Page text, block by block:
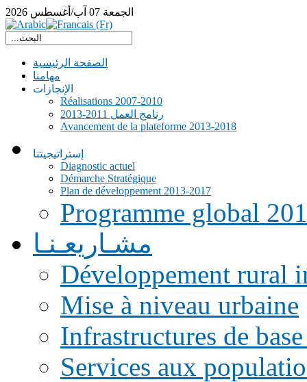
الجمعة 07 آب/أغسطس 2026
الصفحة الرئيسية
مهامنا
الإنجازات
Réalisations 2007-2010
رنامج العمل 2011-2013
Avancement de la plateforme 2013-2018
إستراتيجيتنا
Diagnostic actuel
Démarche Stratégique
Plan de développement 2013-2017
Programme global
مشـاريعـنـا
Développement rural
Mise à niveau urbaine
Infrastructures de
Services aux